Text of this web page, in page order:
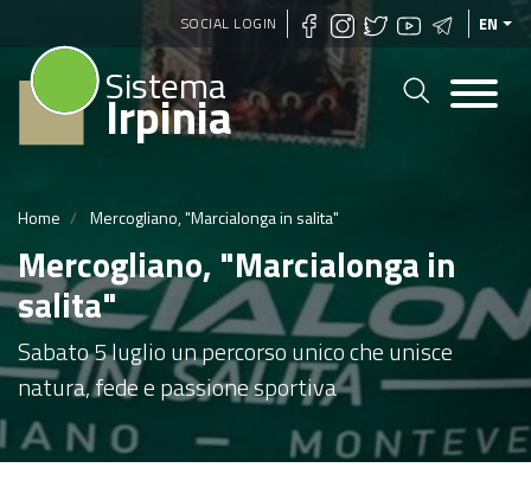
Skip
content
SOCIAL LOGIN EN
Sistema
Irpinia
Home Mercogliano, "Marcialonga in salita"
Mercogliano, "Marcialonga in
salita"
Sabato 5 luglio un percorso unico che unisce
natura, fede e passione sportiva